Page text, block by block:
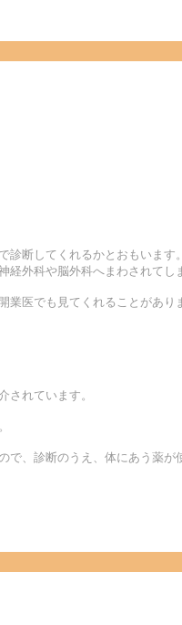
断してくれるかとおもいます。
外科や脳外科へまわされてし
医でも見てくれることがあり
されています。
、診断のうえ、体にあう薬が